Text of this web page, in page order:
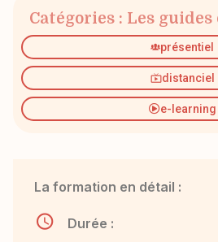
Catégories : Les guides
présentiel
distanciel
e-learning
La formation en détail :
Durée :